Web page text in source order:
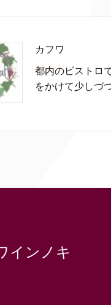
カフワ
都内のビストロ
をかけて少しづ
インノキ